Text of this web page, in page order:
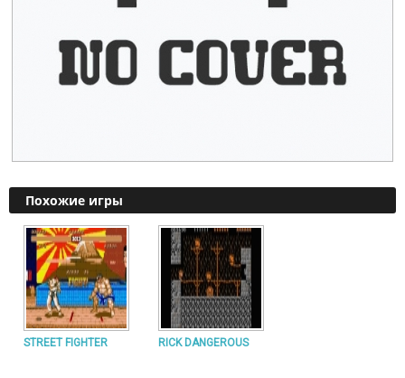
Похожие игры
STREET FIGHTER RICK DANGEROUS